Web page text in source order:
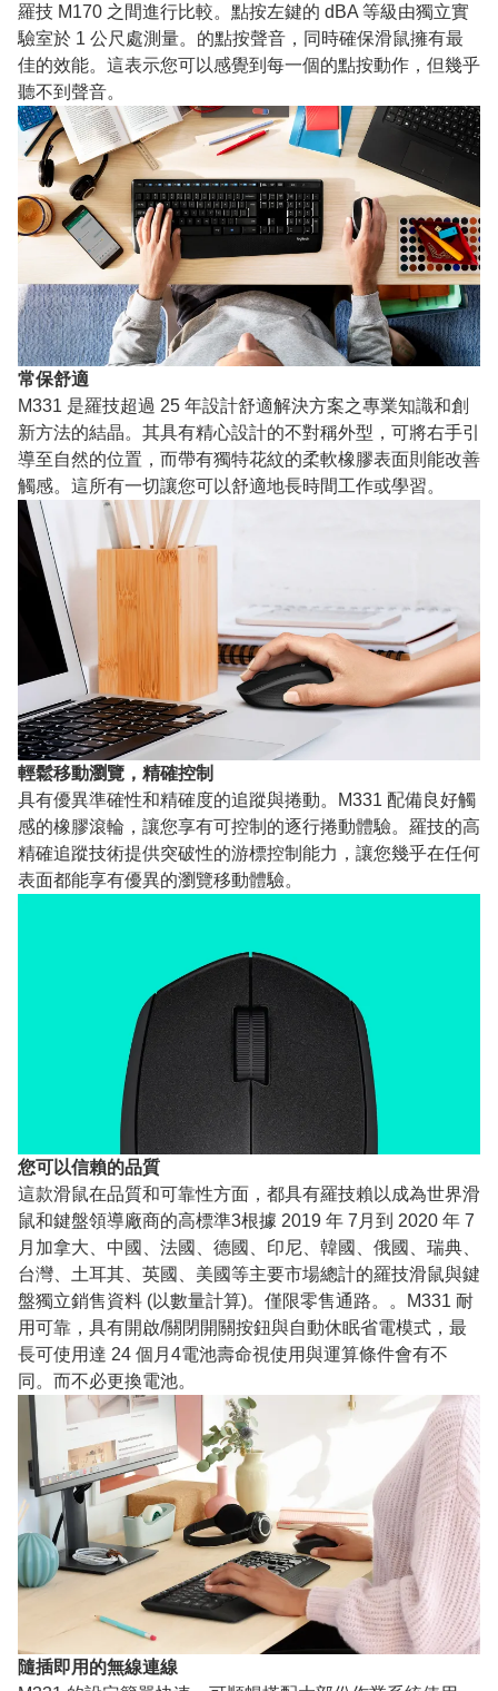
羅技 M170 之間進行比較。點按左鍵的 dBA 等級由獨立實
驗室於 1 公尺處測量。的點按聲音，同時確保滑鼠擁有最
佳的效能。這表示您可以感覺到每一個的點按動作，但幾乎
聽不到聲音。
常保舒適
M331 是羅技超過 25 年設計舒適解決方案之專業知識和創
新方法的結晶。其具有精心設計的不對稱外型，可將右手引
導至自然的位置，而帶有獨特花紋的柔軟橡膠表面則能改善
觸感。這所有一切讓您可以舒適地長時間工作或學習。
輕鬆移動瀏覽，精確控制
具有優異準確性和精確度的追蹤與捲動。M331 配備良好觸
感的橡膠滾輪，讓您享有可控制的逐行捲動體驗。羅技的高
精確追蹤技術提供突破性的游標控制能力，讓您幾乎在任何
表面都能享有優異的瀏覽移動體驗。
您可以信賴的品質
這款滑鼠在品質和可靠性方面，都具有羅技賴以成為世界滑
鼠和鍵盤領導廠商的高標準3根據 2019 年 7月到 2020 年 7
月加拿大、中國、法國、德國、印尼、韓國、俄國、瑞典、
台灣、土耳其、英國、美國等主要市場總計的羅技滑鼠與鍵
盤獨立銷售資料 (以數量計算)。僅限零售通路。。M331 耐
用可靠，具有開啟/關閉開關按鈕與自動休眠省電模式，最
長可使用達 24 個月4電池壽命視使用與運算條件會有不
同。而不必更換電池。
隨插即用的無線連線